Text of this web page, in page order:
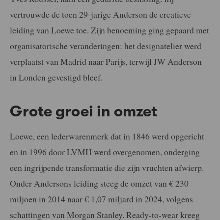
vertrouwde de toen 29-jarige Anderson de creatieve
leiding van Loewe toe. Zijn benoeming ging gepaard met
organisatorische veranderingen: het designatelier werd
verplaatst van Madrid naar Parijs, terwijl JW Anderson
in Londen gevestigd bleef.
Grote groei in omzet
Loewe, een lederwarenmerk dat in 1846 werd opgericht
en in 1996 door LVMH werd overgenomen, onderging
een ingrijpende transformatie die zijn vruchten afwierp.
Onder Andersons leiding steeg de omzet van € 230
miljoen in 2014 naar € 1,07 miljard in 2024, volgens
schattingen van Morgan Stanley. Ready-to-wear kreeg